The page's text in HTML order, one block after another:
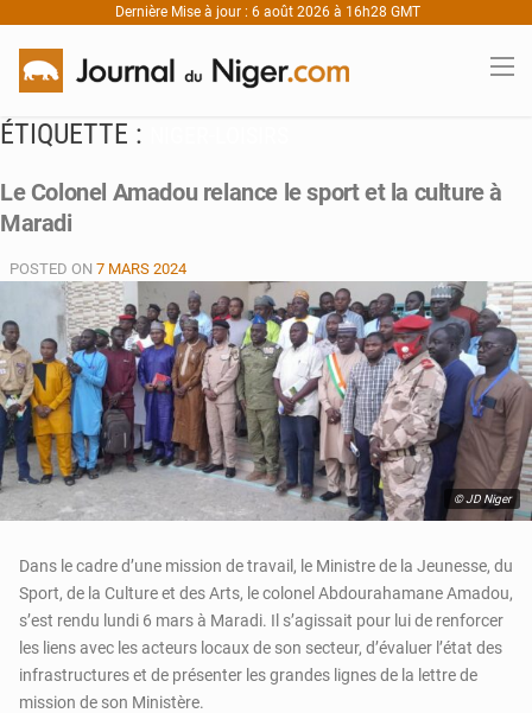
Dernière Mise à jour : 6 août 2026 à 16h28 GMT
ÉTIQUETTE :
Le Colonel Amadou relance le sport et la culture à
Maradi
POSTED ON 7 MARS 2024
© JD Niger
Dans le cadre d’une mission de travail, le Ministre de la Jeunesse, du
Sport, de la Culture et des Arts, le colonel Abdourahamane Amadou,
s’est rendu lundi 6 mars à Maradi. Il s’agissait pour lui de renforcer
les liens avec les acteurs locaux de son secteur, d’évaluer l’état des
infrastructures et de présenter les grandes lignes de la lettre de
mission de son Ministère.